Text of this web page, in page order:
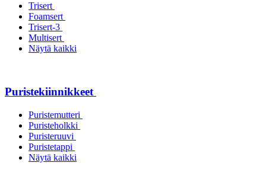
Trisert
Foamsert
Trisert-3
Multisert
Näytä kaikki
Puristekiinnikkeet
Puristemutteri
Puristeholkki
Puristeruuvi
Puristetappi
Näytä kaikki